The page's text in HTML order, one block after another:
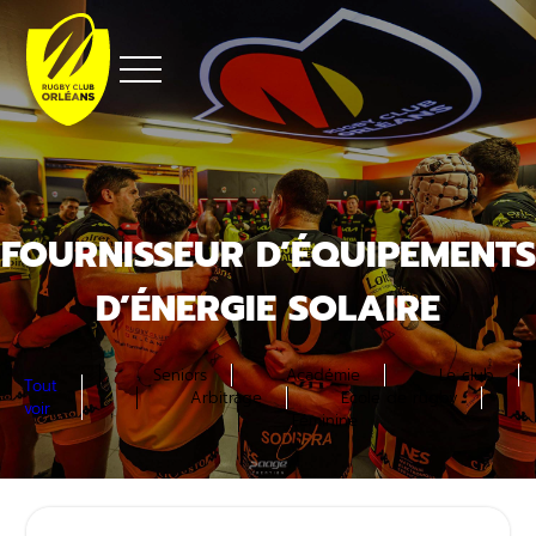
contenu
FOURNISSEUR D’ÉQUIPEMENTS
D’ÉNERGIE SOLAIRE
Tout
voir
Seniors Académie
Le club
Arbitrage
Ecole de rugby
Féminine